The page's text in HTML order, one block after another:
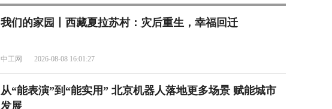
我们的家园丨西藏夏拉苏村：灾后重生，幸福回迁
中工网 2026-08-08 16:01:27
从“能表演”到“能实用” 北京机器人落地更多场景 赋能城市
发展